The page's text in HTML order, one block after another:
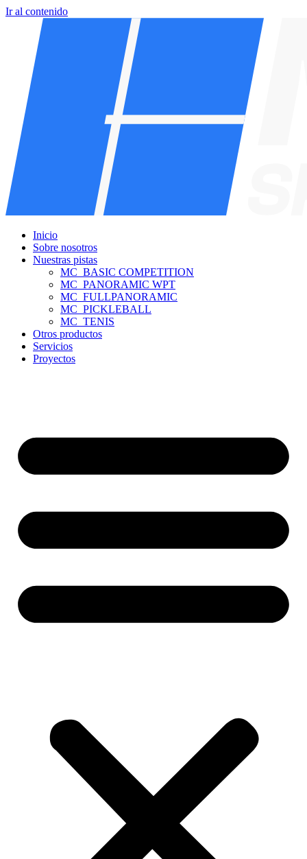
Ir al contenido
Inicio
Sobre nosotros
Nuestras pistas
MC_BASIC COMPETITION
MC_PANORAMIC WPT
MC_FULLPANORAMIC
MC_PICKLEBALL
MC_TENIS
Otros productos
Servicios
Proyectos